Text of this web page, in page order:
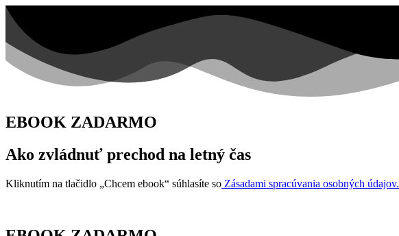
EBOOK ZADARMO
Ako zvládnuť prechod na letný čas
Kliknutím na tlačidlo „Chcem ebook“ súhlasíte so Zásadami spracúvania osobných údajov.